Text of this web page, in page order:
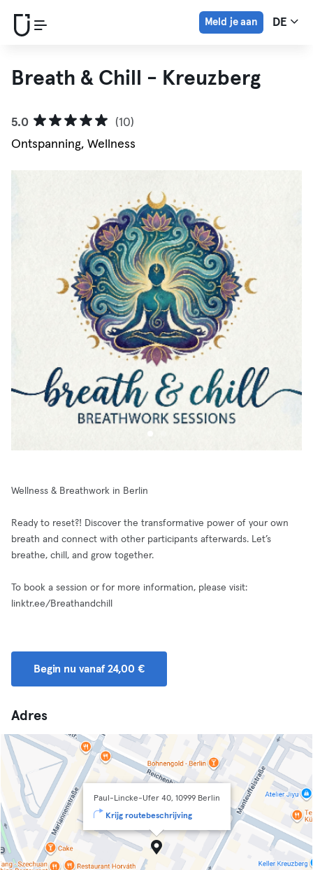
Meld je aan DE
Breath & Chill - Kreuzberg
5.0
(10)
Ontspanning, Wellness
Wellness & Breathwork in Berlin
Ready to reset?! Discover the transformative power of your own
breath and connect with other participants afterwards. Let’s
breathe, chill, and grow together.
To book a session or for more information, please visit:
linktr.ee/Breathandchill
Begin nu vanaf 24,00 €
Adres
Paul-Lincke-Ufer 40, 10999 Berlin
Krijg routebeschrijving